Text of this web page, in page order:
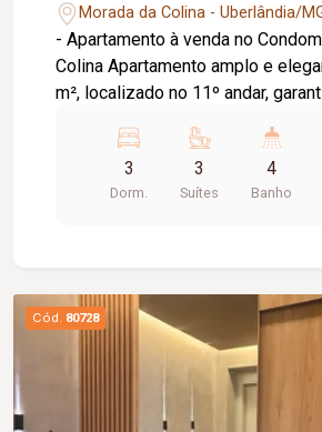
Morada da Colina - Uberlândia/
- Apartamento à venda no Condomínio Novare
Colina Apartamento amplo e elegante, com 198
m², localizado no 11º andar,
vagas de garagem e um projeto
montado em marcenaria planejada,
sofisticação e funcionalidade em
privativa - 11º andar - 4 vagas de garagem ( 3
livres). - Marcenaria planejada em todos os
lazer completo Novare Colina exclusividade,
conforto e qualidade de vida em
3
Dorm.
3
Suítes
4
Banho
Cód. 80728